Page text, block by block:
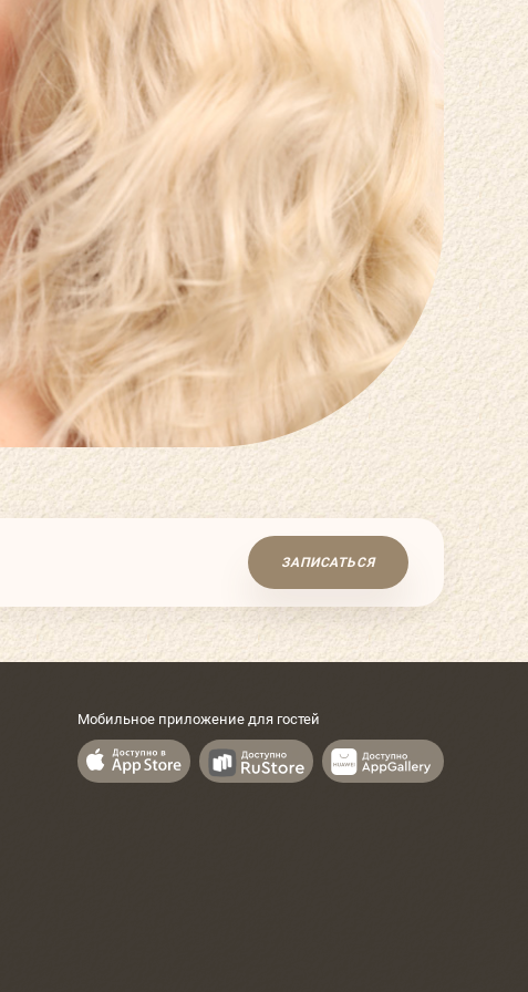
ЗАПИСАТЬСЯ
Мобильное приложение для гостей